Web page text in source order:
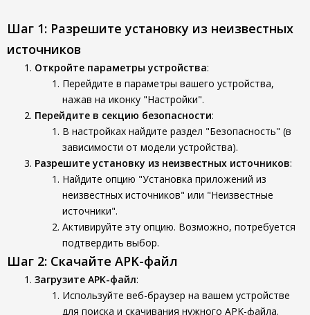
Шаг 1: Разрешите установку из неизвестных
источников
Откройте параметры устройства:
Перейдите в параметры вашего устройства,
нажав на иконку "Настройки".
Перейдите в секцию безопасности:
В настройках найдите раздел "Безопасность" (в
зависимости от модели устройства).
Разрешите установку из неизвестных источников:
Найдите опцию "Установка приложений из
неизвестных источников" или "Неизвестные
источники".
Активируйте эту опцию. Возможно, потребуется
подтвердить выбор.
Шаг 2: Скачайте APK-файл
Загрузите APK-файл:
Используйте веб-браузер на вашем устройстве
для поиска и скачивания нужного APK-файла.